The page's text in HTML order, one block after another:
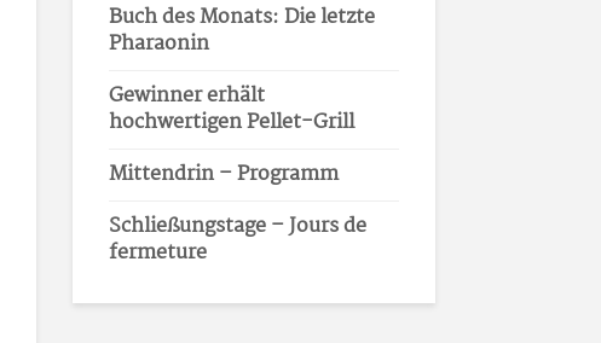
Buch des Monats: Die letzte
Pharaonin
Gewinner erhält
hochwertigen Pellet-Grill
Mittendrin – Programm
Schließungstage – Jours de
fermeture